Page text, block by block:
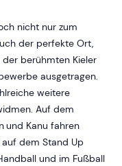
nicht nur zum
der perfekte Ort,
berühmten Kieler
ausgetragen.
weitere
Auf dem
und Kanu fahren
dem Stand Up
und im Fußball